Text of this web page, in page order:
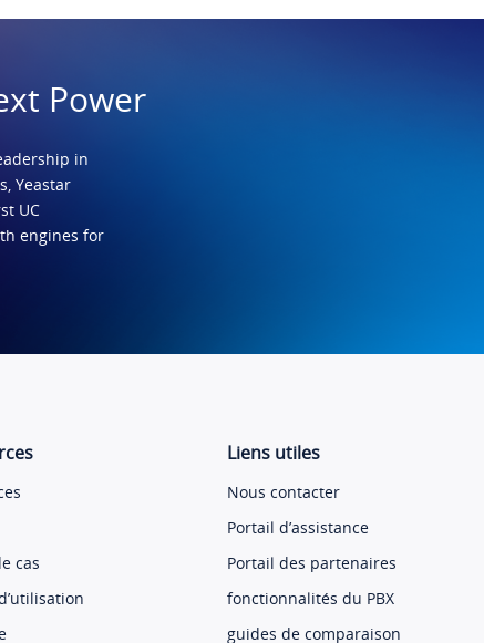
Power
in
Yeastar
UC
engines for
cas
Liens utiles
Nous contacter
Portail d’assistance
Portail des partenaires
fonctionnalités du PBX
guides de comparaison